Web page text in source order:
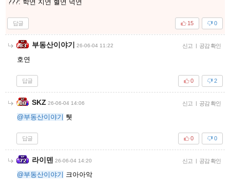
???: 학연 지연 혈연 덕연
답글 0
15
부동산이야기 26-06-04 11:22 신고 | 공감 확인
호연
답글 2
0
SKZ 26-06-04 14:06 신고 | 공감 확인
@부동산이야기 퉷
답글 0
0
라이덴 26-06-04 14:20 신고 | 공감 확인
@부동산이야기 크아아악